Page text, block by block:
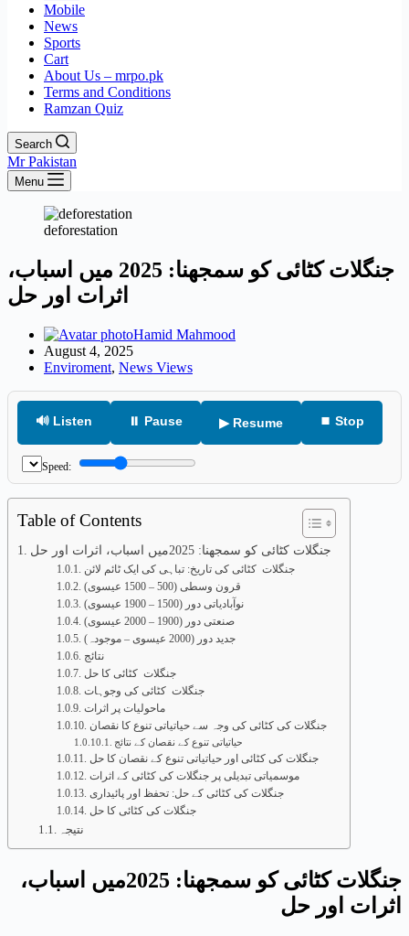
Mobile
News
Sports
Cart
About Us – mrpo.pk
Terms and Conditions
Ramzan Quiz
Search
Mr Pakistan
Menu
deforestation
جنگلات کٹائی کو سمجھنا: 2025 میں اسباب،
اثرات اور حل
Hamid Mahmood
August 4, 2025
Enviroment, News Views
🔊 Listen ⏸ Pause ▶ Resume ⏹ Stop
Speed:
Table of Contents
جنگلات کٹائی کو سمجھنا: 2025میں اسباب، اثرات اور حل
جنگلات کٹائی کی تاریخ: تباہی کی ایک ٹائم لائن
قرون وسطی (500 – 1500 عیسوی)
نوآبادیاتی دور (1500 – 1900 عیسوی)
صنعتی دور (1900 – 2000 عیسوی)
جدید دور (2000 عیسوی – موجودہ)
نتائج
جنگلات کٹائی کا حل
جنگلات کٹائی کی وجوہات
ماحولیات پر اثرات
جنگلات کی کٹائی کی وجہ سے حیاتیاتی تنوع کا نقصان
حیاتیاتی تنوع کے نقصان کے نتائج
جنگلات کی کٹائی اور حیاتیاتی تنوع کے نقصان کا حل
موسمیاتی تبدیلی پر جنگلات کی کٹائی کے اثرات
جنگلات کی کٹائی کے حل: تحفظ اور پائیداری
جنگلات کی کٹائی کا حل
نتیجہ
جنگلات کٹائی کو سمجھنا: 2025میں اسباب،
اثرات اور حل